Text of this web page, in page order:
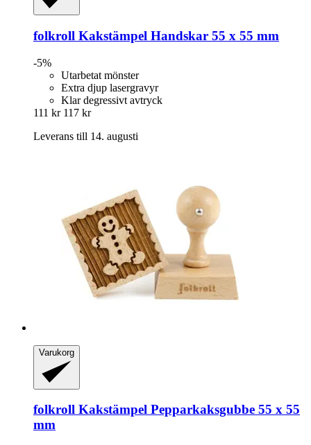
folkroll Kakstämpel Handskar 55 x 55 mm
-5%
Utarbetat mönster
Extra djup lasergravyr
Klar degressivt avtryck
111 kr 117 kr
Leverans till 14. augusti
Varukorg
folkroll Kakstämpel Pepparkaksgubbe 55 x 55
mm